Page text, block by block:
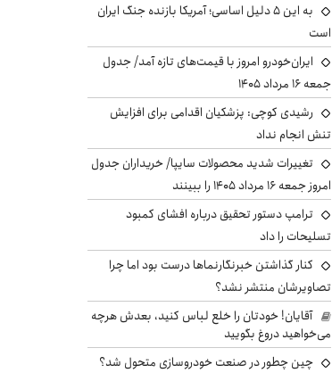
به این ۵ دلیل اساسی؛ آمریکا بازنده جنگ ایران
است
ایران‌خودرو امروز با قیمت‌های تازه آمد/ جدول
جمعه ۱۶ مرداد ۱۴۰۵
رشیدی کوچی: پزشکیان اقدامی برای افزایش
تنش انجام نداد
تغییرات شدید محصولات سایپا/ خریداران جدول
امروز جمعه ۱۶ مرداد ۱۴۰۵ را ببینند
ترامپ دستور تحقیق درباره افشای کمبود
تسلیحات را داد
کنار گذاشتن خبرنگارنماها درست بود اما چرا
تصاویرشان منتشر نشد؟
آقایان! خودتان را خلع لباس کنید، بعدش هرچه
می‌خواهید دروغ بگویید
چین چطور در صنعت خودروسازی متحول شد؟